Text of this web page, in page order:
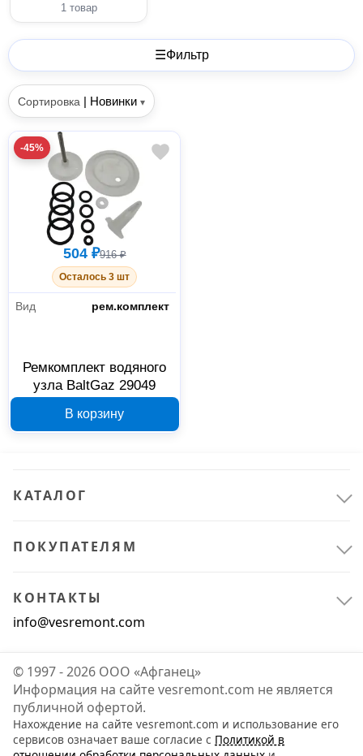
1 товар
☰Фильтр
Сортировка | Новинки ▾
-45%
504 ₽916 ₽
Осталось 3 шт
Вид рем.комплект
Ремкомплект водяного
узла BaltGaz 29049
В корзину
КАТАЛОГ
ПОКУПАТЕЛЯМ
КОНТАКТЫ
info@vesremont.com
© 1997 - 2026 ООО «Афганец»
Информация на сайте vesremont.com не является
публичной офертой.
Нахождение на сайте vesremont.com и использование его
сервисов означает ваше согласие с Политикой в